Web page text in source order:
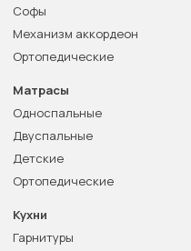
Софы
Механизм аккордеон
Ортопедические
Матрасы
Односпальные
Двуспальные
Детские
Ортопедические
Кухни
Гарнитуры